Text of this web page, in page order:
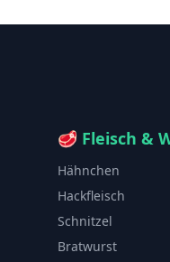
🥩 Fleisch &
Hähnchen
Hackfleisch
Schnitzel
Bratwurst